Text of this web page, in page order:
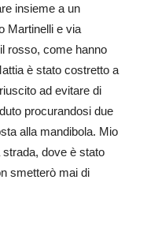
insieme a un
Martinelli e via
rosso, come hanno
è stato costretto a
ad evitare di
procurandosi due
alla mandibola. Mio
dove è stato
smetterò mai di